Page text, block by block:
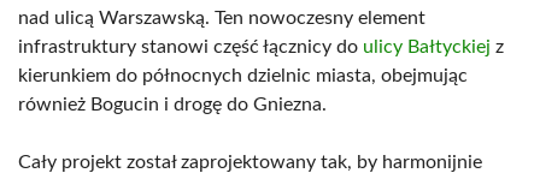
nad ulicą Warszawską. Ten nowoczesny element
infrastruktury stanowi część łącznicy do ulicy Bałtyckiej z
kierunkiem do północnych dzielnic miasta, obejmując
również Bogucin i drogę do Gniezna.
Cały projekt został zaprojektowany tak, by harmonijnie